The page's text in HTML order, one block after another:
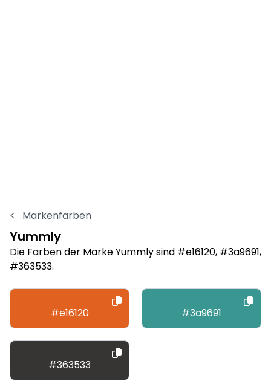
< Markenfarben
Yummly
Die Farben der Marke Yummly sind #e16120, #3a9691,
#363533.
#e16120 #3a9691
#363533